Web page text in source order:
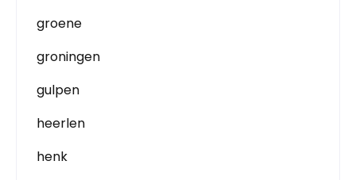
groene
groningen
gulpen
heerlen
henk